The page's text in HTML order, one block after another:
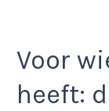
Voor
heeft: